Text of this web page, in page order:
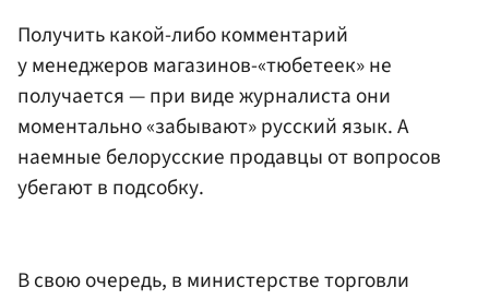
Получить какой-либо комментарий
у менеджеров магазинов-«тюбетеек» не
получается — при виде журналиста они
моментально «забывают» русский язык. А
наемные белорусские продавцы от вопросов
убегают в подсобку.
В свою очередь, в министерстве торговли